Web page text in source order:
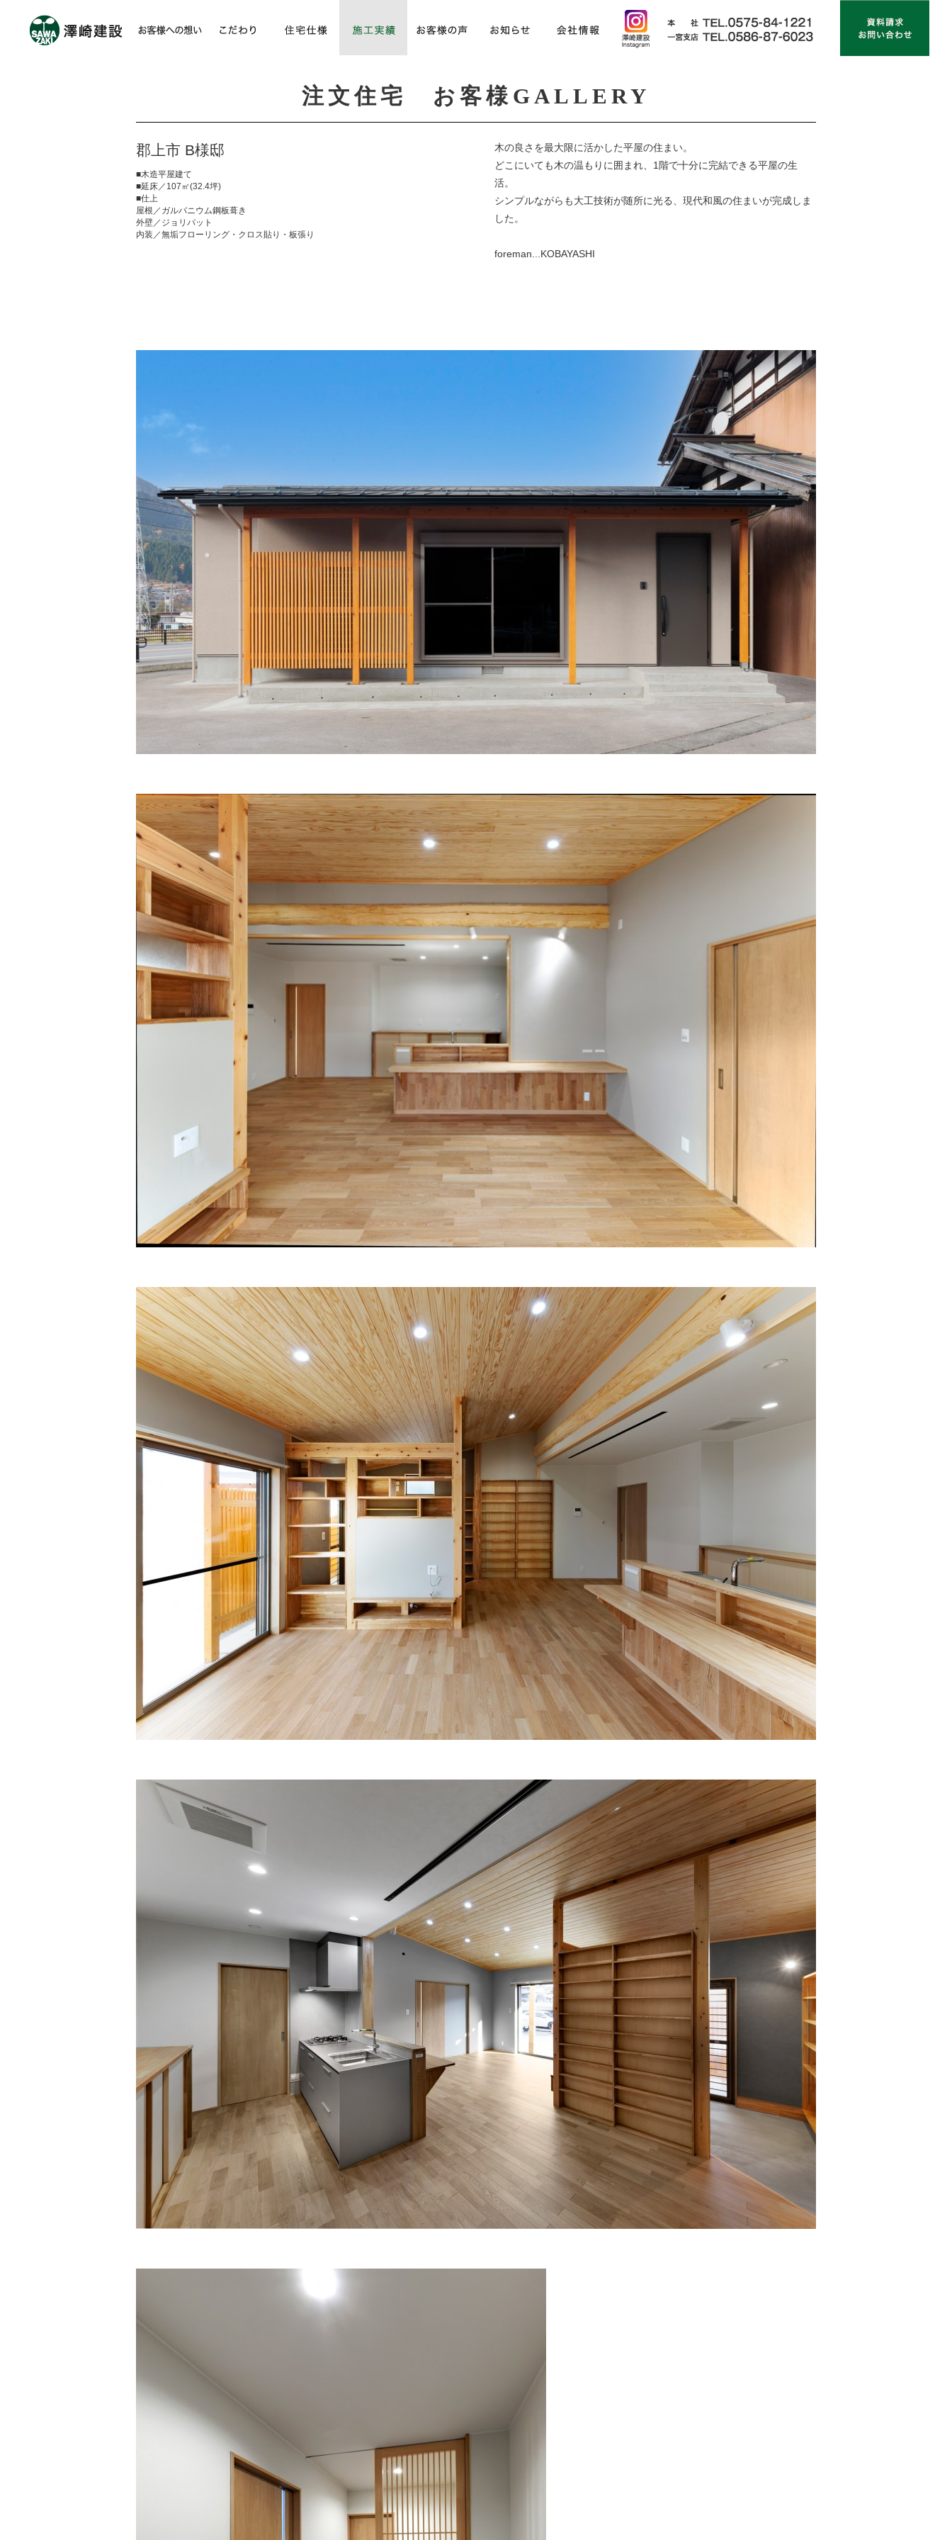
注文住宅 お客様GALLERY
郡上市 B様邸
■木造平屋建て
■延床／107㎡(32.4坪)
■仕上
屋根／ガルバニウム鋼板葺き
外壁／ジョリパット
内装／無垢フローリング・クロス貼り・板張り
木の良さを最大限に活かした平屋の住まい。
どこにいても木の温もりに囲まれ、1階で十分に完結できる平屋の生
活。
シンプルながらも大工技術が随所に光る、現代和風の住まいが完成しま
した。
foreman...KOBAYASHI